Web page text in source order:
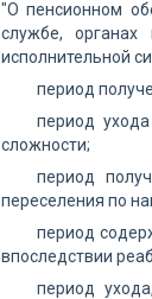
"О пенсионном
службе, органах
исполнительной
период
период
сложности;
период
переселения по
период
впоследствии
период